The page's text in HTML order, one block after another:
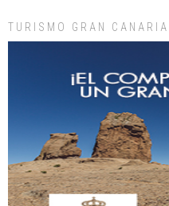
Este gato macho ha aparecido en la
Adopción urgente
TURISMO GRAN CANARIA